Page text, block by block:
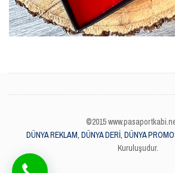
©2015
DÜNYA REKLAM, DÜNYA DERİ, DÜNYA
Kuruluşudur.